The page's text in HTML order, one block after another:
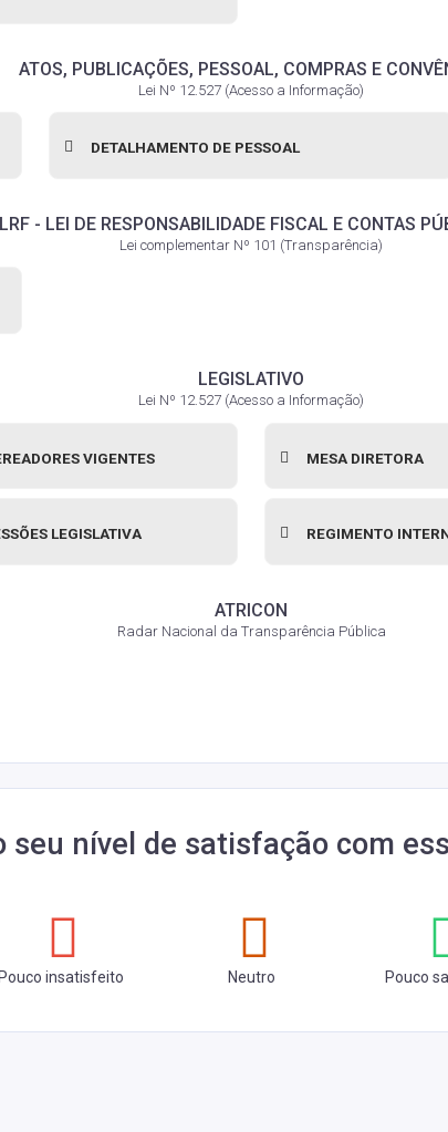
ATOS, PUBLICAÇÕES, PESSOAL, COMPRAS E
Lei Nº 12.527 (Acesso a Informação)
DETALHAMENTO DE PESSOAL
LRF - LEI DE RESPONSABILIDADE FISCAL E CONTAS
Lei complementar Nº 101 (Transparência)
LEGISLATIVO
Lei Nº 12.527 (Acesso a Informação)
VIGENTES MESA DIRETORA
LEGISLATIVA REGIMENTO
ATRICON
Radar Nacional da Transparência Pública
seu nível de satisfação com
Pouco insatisfeito Neutro Pouco